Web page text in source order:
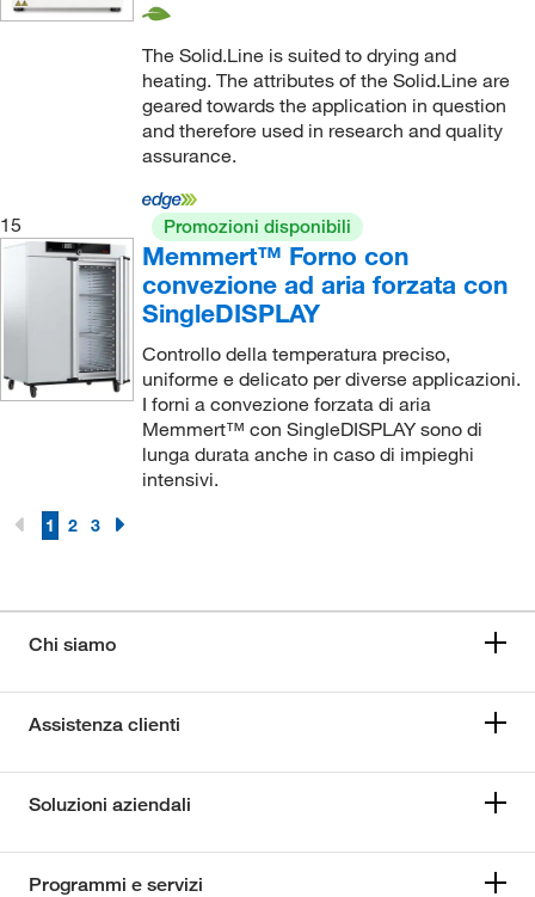
The Solid.Line is suited to drying and
heating. The attributes of the Solid.Line are
geared towards the application in question
and therefore used in research and quality
assurance.
15 Promozioni disponibili
Memmert™ Forno con
convezione ad aria forzata con
SingleDISPLAY
Controllo della temperatura preciso,
uniforme e delicato per diverse applicazioni.
I forni a convezione forzata di aria
Memmert™ con SingleDISPLAY sono di
lunga durata anche in caso di impieghi
intensivi.
1 2 3
Chi siamo
Assistenza clienti
Soluzioni aziendali
Programmi e servizi